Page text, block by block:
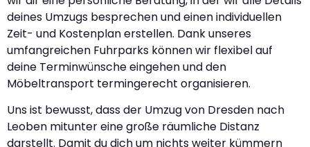
deines Umzugs besprechen und einen individuellen
Zeit- und Kostenplan erstellen. Dank unseres
umfangreichen Fuhrparks können wir flexibel auf
deine Terminwünsche eingehen und den
Möbeltransport termingerecht organisieren.
Uns ist bewusst, dass der Umzug von Dresden nach
Leoben mitunter eine große räumliche Distanz
darstellt. Damit du dich um nichts weiter kümmern